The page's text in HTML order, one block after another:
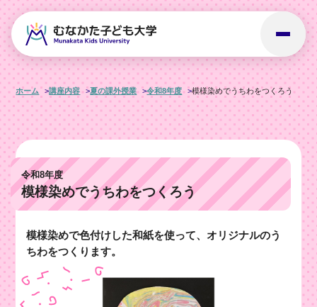
ホーム 講座内容 夏の課外授業 令和8年度 模様染めでうちわをつくろう
令和8年度
模様染めでうちわをつくろう
模様染めで色付けした和紙を使って、オリジナルのう
ちわをつくります。